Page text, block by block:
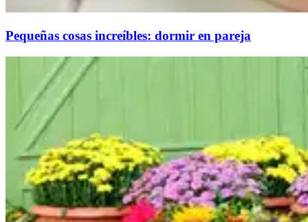
Pequeñas cosas increíbles: dormir en pareja